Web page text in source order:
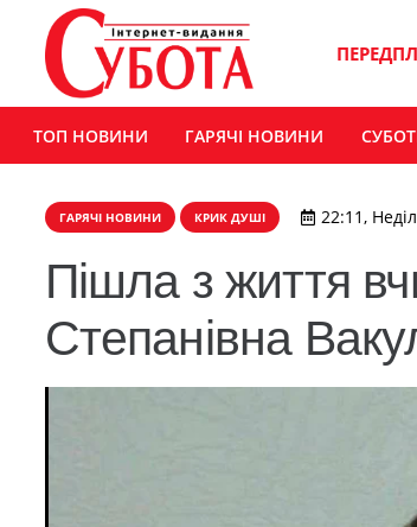
ТОП НОВИНИ ГАРЯЧІ НОВИНИ
ГАРЯЧІ НОВИНИ КРИК ДУШІ 22:11,
Пішла з життя
Степанівна